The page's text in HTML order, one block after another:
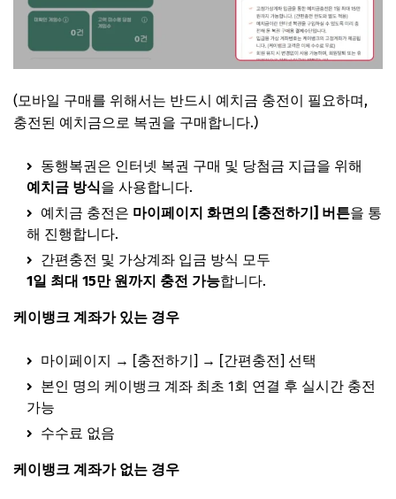
(모바일 구매를 위해서는 반드시 예치금 충전이 필요하며,
충전된 예치금으로 복권을 구매합니다.)
동행복권은 인터넷 복권 구매 및 당첨금 지급을 위해
예치금 방식을 사용합니다.
예치금 충전은 마이페이지 화면의 [충전하기] 버튼을 통
해 진행합니다.
간편충전 및 가상계좌 입금 방식 모두
1일 최대 15만 원까지 충전 가능합니다.
케이뱅크 계좌가 있는 경우
마이페이지 → [충전하기] → [간편충전] 선택
본인 명의 케이뱅크 계좌 최초 1회 연결 후 실시간 충전
가능
수수료 없음
케이뱅크 계좌가 없는 경우